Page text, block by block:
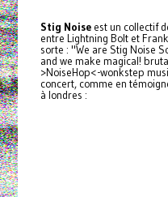
Stig Noiseest un collectif
entre Lightning Bolt et
sorte : "We are Stig Noise
and we make magical!
>NoiseHop<-wonkstep
concert, comme en
à londres :